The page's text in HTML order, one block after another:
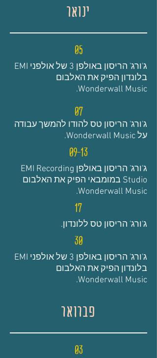
ינואר
05
ג'ורג' הריסון באולפן 3 של אולפני EMI
בלונדון הפיק את האלבום
Wonderwall Music.
07
ג'ורג' הריסון טס להודו להמשך עבודה
על Wonderwall Music.
09-13
ג'ורג' הריסון באולפן EMI Recording
Studio במומבאי הפיק את האלבום
Wonderwall Music.
17
ג'ורג' הריסון טס ללונדון.
30
ג'ורג' הריסון באולפן 3 של אולפני EMI
בלונדון הפיק את האלבום
Wonderwall Music.
פברואר
03